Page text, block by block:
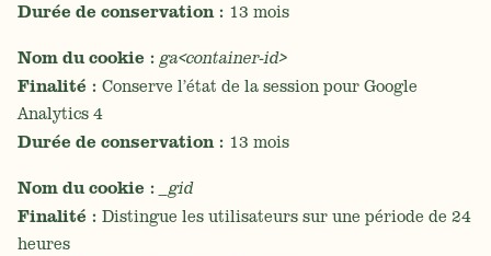
Durée de conservation : 13 mois
Nom du cookie : ga<container-id>
Finalité : Conserve l’état de la session pour Google
Analytics 4
Durée de conservation : 13 mois
Nom du cookie : _gid
Finalité : Distingue les utilisateurs sur une période de 24
heures